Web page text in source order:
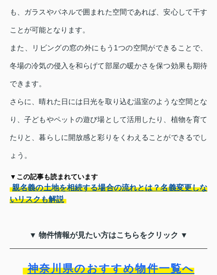
も、ガラスやパネルで囲まれた空間であれば、安心して干す
ことが可能となります。
また、リビングの窓の外にもう1つの空間ができることで、
冬場の冷気の侵入を和らげて部屋の暖かさを保つ効果も期待
できます。
さらに、晴れた日には日光を取り込む温室のような空間とな
り、子どもやペットの遊び場として活用したり、植物を育て
たりと、暮らしに開放感と彩りをくわえることができるでし
ょう。
▼この記事も読まれています
親名義の土地を相続する場合の流れとは？名義変更しな
いリスクも解説
▼ 物件情報が見たい方はこちらをクリック ▼
神奈川県のおすすめ物件一覧へ